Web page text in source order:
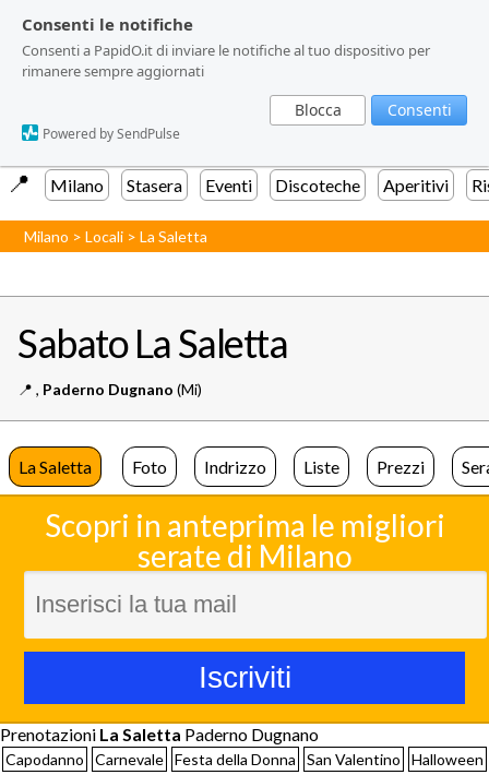
Consenti le notifiche
Consenti a PapidO.it di inviare le notifiche al tuo dispositivo per
rimanere sempre aggiornati
Blocca Consenti
Powered by SendPulse
Consenti le notifiche
Consenti a PapidO.it di inviare le notifiche al tuo dispositivo per
rimanere sempre aggiornati
Blocca Consenti
Powered by SendPulse
📍️ Milano Stasera Eventi Discoteche Aperitivi
Milano >Locali >La Saletta
Sabato La Saletta
📍️ , Paderno Dugnano (Mi)
La Saletta Foto Indrizzo Liste Prezzi
Scopri in anteprima le migliori
serate di Milano
Prenotazioni La Saletta Paderno Dugnano
Capodanno Carnevale Festa della Donna San Valentino
Halloween